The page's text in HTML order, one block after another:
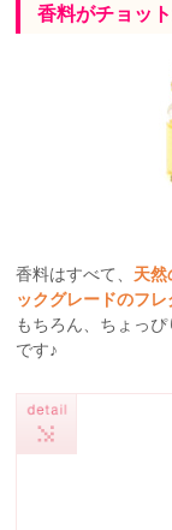
香料がチョッ
香料はすべて、 天然
ックグレードのフ
もちろん、ちょっ
です♪